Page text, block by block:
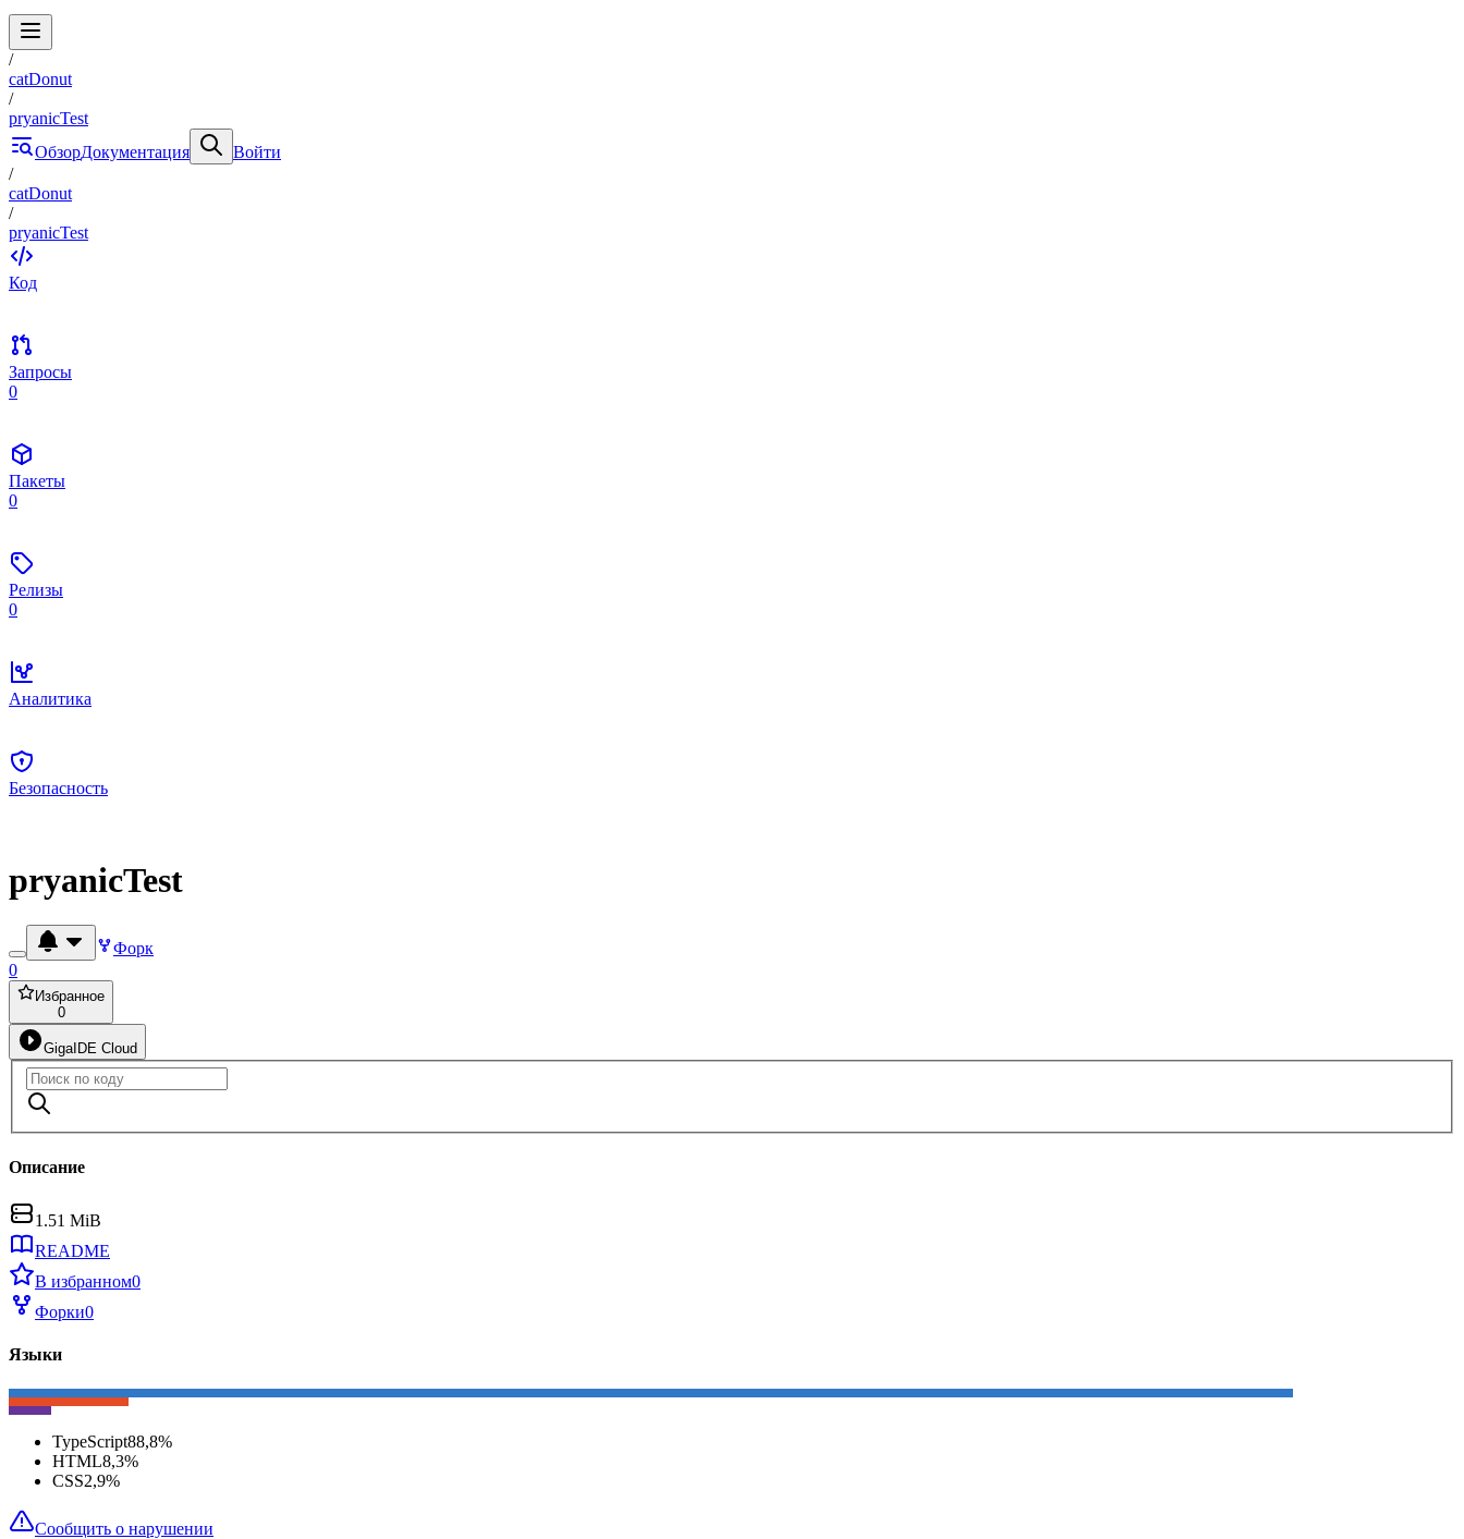
/
catDonut
/
pryanicTest
ОбзорДокументация
Войти
/
catDonut
/
pryanicTest
Код
Запросы
0
Пакеты
0
Релизы
0
Аналитика
Безопасность
pryanicTest
Форк
0
Избранное
0
GigaIDE Cloud
Описание
1.51 MiB
README
В избранном0
Форки0
Языки
TypeScript88,8%
HTML8,3%
CSS2,9%
Сообщить о нарушении